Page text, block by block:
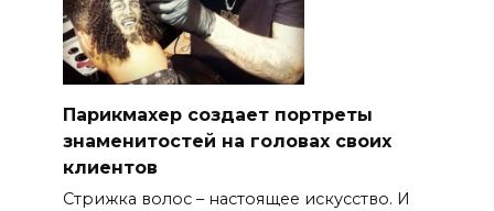
Парикмахер создает портреты
знаменитостей на головах своих
клиентов
Стрижка волос – настоящее искусство. И